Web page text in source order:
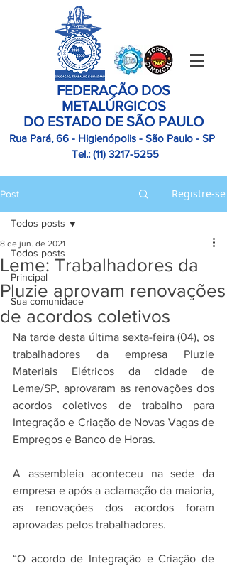
FEDERAÇÃO DOS
METALÚRGICOS
DO ESTADO DE SÃO PAULO
Rua Pará, 66 - Higienópolis - São Paulo - SP
Tel.: (11) 3217-5255
Post Registre-se
Todos posts
Principal
Sua comunidade
Todos posts
Leme: Trabalhadores da
Pluzie aprovam renovações
de acordos coletivos
8 de jun. de 2021
Na tarde desta última sexta-feira (04), os
trabalhadores da empresa Pluzie
Materiais Elétricos da cidade de
Leme/SP, aprovaram as renovações dos
acordos coletivos de trabalho para
Integração e Criação de Novas Vagas de
Empregos e Banco de Horas.
A assembleia aconteceu na sede da
empresa e após a aclamação da maioria,
as renovações dos acordos foram
aprovadas pelos trabalhadores.
“O acordo de Integração e Criação de